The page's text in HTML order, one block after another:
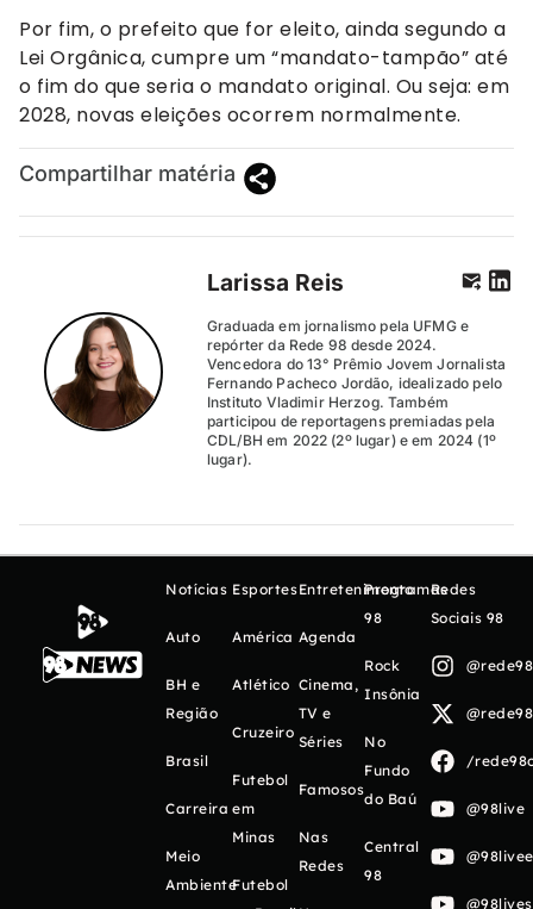
Por fim, o prefeito que for eleito, ainda segundo a
Lei Orgânica, cumpre um “mandato-tampão” até
o fim do que seria o mandato original. Ou seja: em
2028, novas eleições ocorrem normalmente.
Compartilhar matéria
Larissa Reis
Graduada em jornalismo pela UFMG e
repórter da Rede 98 desde 2024.
Vencedora do 13° Prêmio Jovem Jornalista
Fernando Pacheco Jordão, idealizado pelo
Instituto Vladimir Herzog. Também
participou de reportagens premiadas pela
CDL/BH em 2022 (2º lugar) e em 2024 (1º
lugar).
Notícias
Auto
BH e
Região
Brasil
Carreira
Meio
Ambiente
Esportes
América
Atlético
Cruzeiro
Futebol
em
Minas
Futebol
Entretenimento
Agenda
Cinema,
TV e
Séries
Famosos
Nas
Redes
Programas
98
Rock
Insônia
No
Fundo
do Baú
Central
98
Redes
Sociais 98
/
@98live